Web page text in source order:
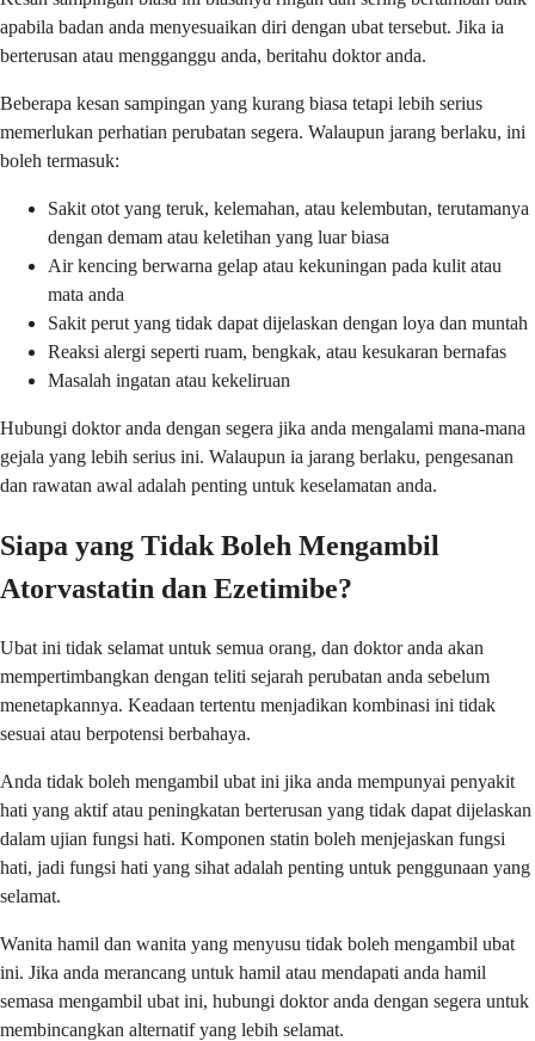
apabila badan anda menyesuaikan diri dengan ubat tersebut. Jika ia
berterusan atau mengganggu anda, beritahu doktor anda.
Beberapa kesan sampingan yang kurang biasa tetapi lebih serius
memerlukan perhatian perubatan segera. Walaupun jarang berlaku, ini
boleh termasuk:
Sakit otot yang teruk, kelemahan, atau kelembutan, terutamanya
dengan demam atau keletihan yang luar biasa
Air kencing berwarna gelap atau kekuningan pada kulit atau
mata anda
Sakit perut yang tidak dapat dijelaskan dengan loya dan muntah
Reaksi alergi seperti ruam, bengkak, atau kesukaran bernafas
Masalah ingatan atau kekeliruan
Hubungi doktor anda dengan segera jika anda mengalami mana-mana
gejala yang lebih serius ini. Walaupun ia jarang berlaku, pengesanan
dan rawatan awal adalah penting untuk keselamatan anda.
Siapa yang Tidak Boleh Mengambil
Atorvastatin dan Ezetimibe?
Ubat ini tidak selamat untuk semua orang, dan doktor anda akan
mempertimbangkan dengan teliti sejarah perubatan anda sebelum
menetapkannya. Keadaan tertentu menjadikan kombinasi ini tidak
sesuai atau berpotensi berbahaya.
Anda tidak boleh mengambil ubat ini jika anda mempunyai penyakit
hati yang aktif atau peningkatan berterusan yang tidak dapat dijelaskan
dalam ujian fungsi hati. Komponen statin boleh menjejaskan fungsi
hati, jadi fungsi hati yang sihat adalah penting untuk penggunaan yang
selamat.
Wanita hamil dan wanita yang menyusu tidak boleh mengambil ubat
ini. Jika anda merancang untuk hamil atau mendapati anda hamil
semasa mengambil ubat ini, hubungi doktor anda dengan segera untuk
membincangkan alternatif yang lebih selamat.